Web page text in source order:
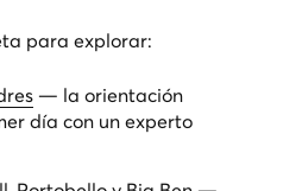
para explorar:
— la orientación
día con un experto